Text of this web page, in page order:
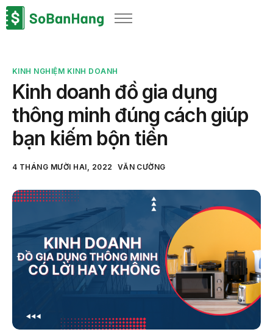
Sản phẩm
Bảng giá
Blog
Thông tin thuế
Về chúng tôi
KINH NGHIỆM KINH DOANH
Kinh doanh đồ gia dụng
thông minh đúng cách giúp
bạn kiếm bộn tiền
4 THÁNG MƯỜI HAI, 2022 VĂN CƯỜNG